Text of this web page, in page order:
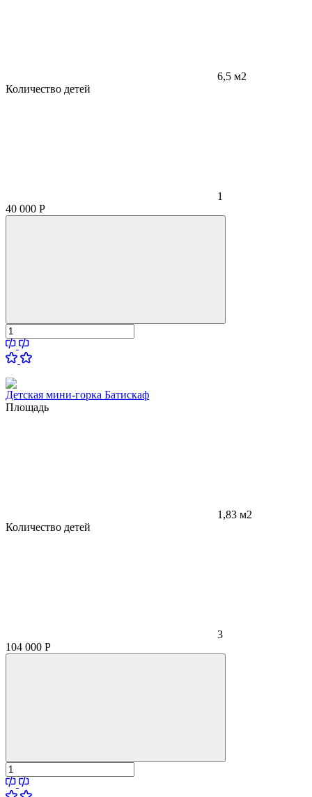
6,5 м2
Количество детей
1
40 000 Р
Детская мини-горка Батискаф
Площадь
1,83 м2
Количество детей
3
104 000 Р